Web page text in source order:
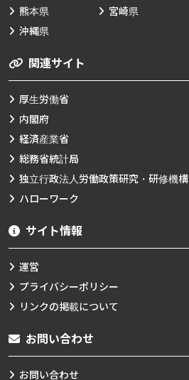
熊本県
宮崎県
沖縄県
関連サイト
厚生労働省
内閣府
経済産業省
総務省統計局
独立行政法人労働政策研究・研修機構
ハローワーク
サイト情報
運営
プライバシーポリシー
リンクの掲載について
お問い合わせ
お問い合わせ